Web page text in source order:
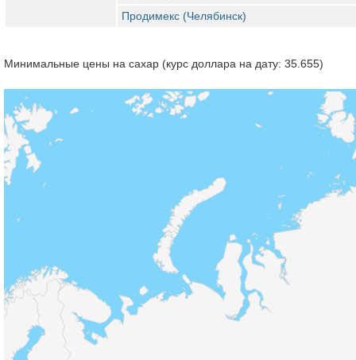
Продимекс (Челябинск)
Минимальные цены на сахар (курс доллара на дату: 35.655)